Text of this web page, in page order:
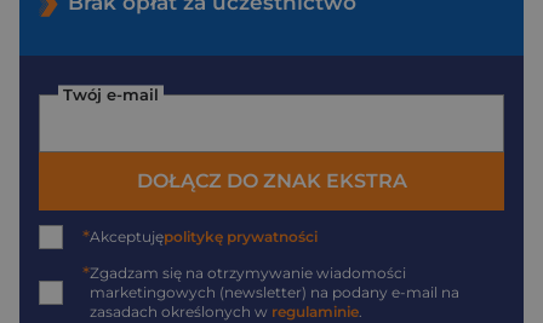
Twój e-mail
DOŁĄCZ DO ZNAK EKSTRA
*Akceptujępolitykę prywatności
*Zgadzam się na otrzymywanie wiadomości
marketingowych (newsletter) na podany e-mail na
zasadach określonych w regulaminie.